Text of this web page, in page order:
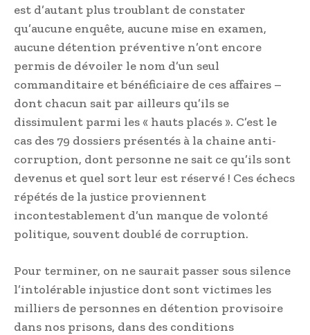
est d’autant plus troublant de constater
qu’aucune enquête, aucune mise en examen,
aucune détention préventive n’ont encore
permis de dévoiler le nom d’un seul
commanditaire et bénéficiaire de ces affaires –
dont chacun sait par ailleurs qu’ils se
dissimulent parmi les « hauts placés ». C’est le
cas des 79 dossiers présentés à la chaine anti-
corruption, dont personne ne sait ce qu’ils sont
devenus et quel sort leur est réservé ! Ces échecs
répétés de la justice proviennent
incontestablement d’un manque de volonté
politique, souvent doublé de corruption.
Pour terminer, on ne saurait passer sous silence
l’intolérable injustice dont sont victimes les
milliers de personnes en détention provisoire
dans nos prisons, dans des conditions